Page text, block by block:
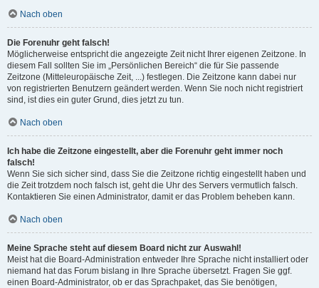
Nach oben
Die Forenuhr geht falsch!
Möglicherweise entspricht die angezeigte Zeit nicht Ihrer eigenen Zeitzone. In
diesem Fall sollten Sie im „Persönlichen Bereich“ die für Sie passende
Zeitzone (Mitteleuropäische Zeit, ...) festlegen. Die Zeitzone kann dabei nur
von registrierten Benutzern geändert werden. Wenn Sie noch nicht registriert
sind, ist dies ein guter Grund, dies jetzt zu tun.
Nach oben
Ich habe die Zeitzone eingestellt, aber die Forenuhr geht immer noch
falsch!
Wenn Sie sich sicher sind, dass Sie die Zeitzone richtig eingestellt haben und
die Zeit trotzdem noch falsch ist, geht die Uhr des Servers vermutlich falsch.
Kontaktieren Sie einen Administrator, damit er das Problem beheben kann.
Nach oben
Meine Sprache steht auf diesem Board nicht zur Auswahl!
Meist hat die Board-Administration entweder Ihre Sprache nicht installiert oder
niemand hat das Forum bislang in Ihre Sprache übersetzt. Fragen Sie ggf.
einen Board-Administrator, ob er das Sprachpaket, das Sie benötigen,